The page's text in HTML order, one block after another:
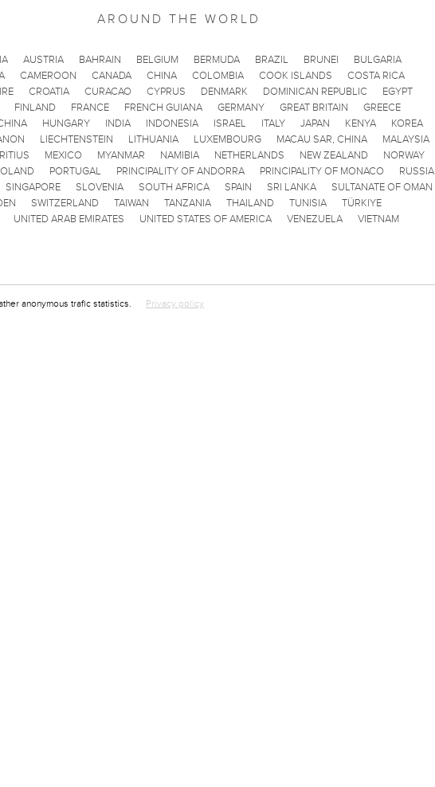
anonymous trafic statistics. Privacy policy
AROUND THE WORLD
AUSTRIA BAHRAIN BELGIUM BERMUDA BRAZIL BRUNEI
BULGARIA
CAMEROON CANADA CHINA COLOMBIA COOK ISLANDS
COSTA RICA
CROATIA CURACAO CYPRUS DENMARK DOMINICAN REPUBLIC
EGYPT
FINLAND FRANCE FRENCH GUIANA GERMANY GREAT BRITAIN
GREECE
HUNGARY INDIA INDONESIA ISRAEL ITALY JAPAN KENYA
KOREA
LIECHTENSTEIN LITHUANIA LUXEMBOURG MACAU SAR, CHINA
MALAYSIA
MEXICO MYANMAR NAMIBIA NETHERLANDS NEW ZEALAND
NORWAY
PORTUGAL PRINCIPALITY OF ANDORRA PRINCIPALITY OF MONACO
RUSSIA
SINGAPORE SLOVENIA SOUTH AFRICA SPAIN SRI LANKA
SULTANATE OF OMAN
SWITZERLAND TAIWAN TANZANIA THAILAND TUNISIA
TÜRKIYE
UNITED ARAB EMIRATES UNITED STATES OF AMERICA VENEZUELA VIETNAM